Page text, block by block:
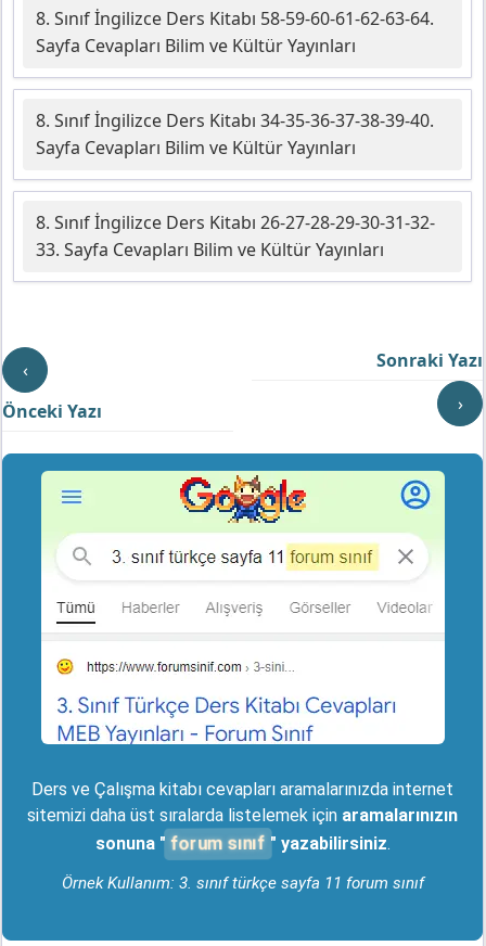
8. Sınıf İngilizce Ders Kitabı 58-59-60-61-62-63-64.
Sayfa Cevapları Bilim ve Kültür Yayınları
8. Sınıf İngilizce Ders Kitabı 34-35-36-37-38-39-40.
Sayfa Cevapları Bilim ve Kültür Yayınları
8. Sınıf İngilizce Ders Kitabı 26-27-28-29-30-31-32-
33. Sayfa Cevapları Bilim ve Kültür Yayınları
‹
Önceki Yazı
Sonraki Yazı
›
Ders ve Çalışma kitabı cevapları aramalarınızda internet
sitemizi daha üst sıralarda listelemek için aramalarınızın
sonuna " forum sınıf " yazabilirsiniz.
Örnek Kullanım: 3. sınıf türkçe sayfa 11 forum sınıf